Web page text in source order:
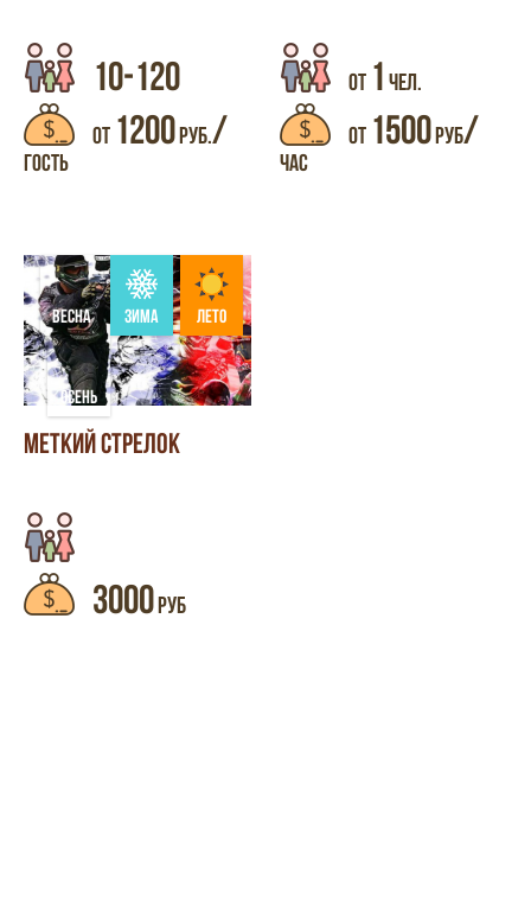
10-120
ОТ 1200РУБ./
ГОСТЬ
ОТ 1 ЧЕЛ.
ОТ 1500РУБ/
ЧАС
МЕТКИЙ СТРЕЛОК
3000РУБ
ВЕСНА ЗИМА ЛЕТО
ОСЕНЬ